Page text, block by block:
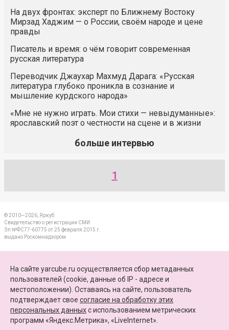
На двух фронтах: эксперт по Ближнему Востоку
Мирзад Хаджим — о России, своём народе и цене
правды
Писатель и время: о чём говорит современная
русская литература
Переводчик Джаухар Махмуд Дарага: «Русская
литература глубоко проникла в сознание и
мышление курдского народа»
«Мне не нужно играть. Мои стихи — невыдуманные»:
ярославский поэт о честности на сцене и в жизни
больше интервью
1
© 2010—2026, Яркуб
Свидетельство о регистрации СМИ:
Эл №ФС77-60775 от 25 февраля 2015 г.
выдано Роскомнадзором
ПАРТНЕРЫ
КАРТА САЙТА
+7 (4852) 64-15-52
На сайте yarcube.ru осуществляется сбор метаданных
пользователей (cookie, данные об IP - адресе и
местоположении). Оставаясь на сайте, пользователь
подтверждает свое согласие на обработку этих
персональных данныхc использованием метрических
программ «Яндекс.Метрика», «LiveInternet».